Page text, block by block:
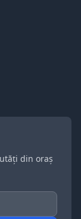
din oraș